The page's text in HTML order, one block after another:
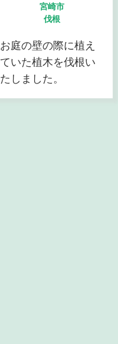
宮崎市
伐根
お庭の壁の際に植え
ていた植木を伐根い
たしました。